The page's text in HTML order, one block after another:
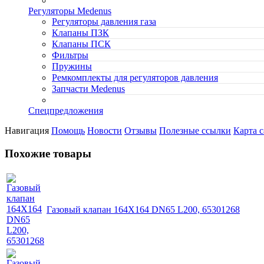
Регуляторы Medenus
Регуляторы давления газа
Клапаны ПЗК
Клапаны ПСК
Фильтры
Пружины
Ремкомплекты для регуляторов давления
Запчасти Medenus
Спецпредложения
Навигация Помощь Новости Отзывы Полезные ссылки Карта
Похожие товары
Газовый клапан 164X164 DN65 L200, 65301268